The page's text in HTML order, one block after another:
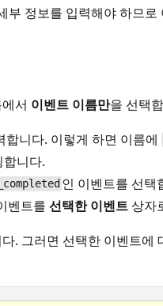
부 정보를 입력해야 하므로
서 이벤트 이름만을 선택
합니다. 이렇게 하면 이름에
니다.
인 이벤트를 선택
벤트를선택한 이벤트상자
. 그러면 선택한 이벤트에